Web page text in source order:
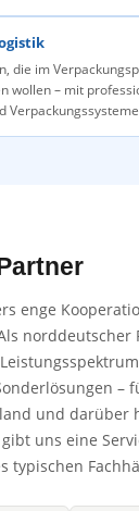
die im
wollen – mit
enge
–
und darüber
uns eine
typischen